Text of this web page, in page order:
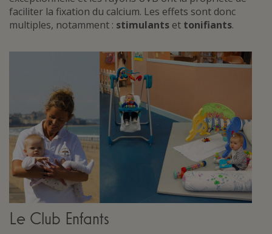
faciliter la fixation du calcium. Les effets sont donc
multiples, notamment : stimulants et tonifiants.
Le Club Enfants